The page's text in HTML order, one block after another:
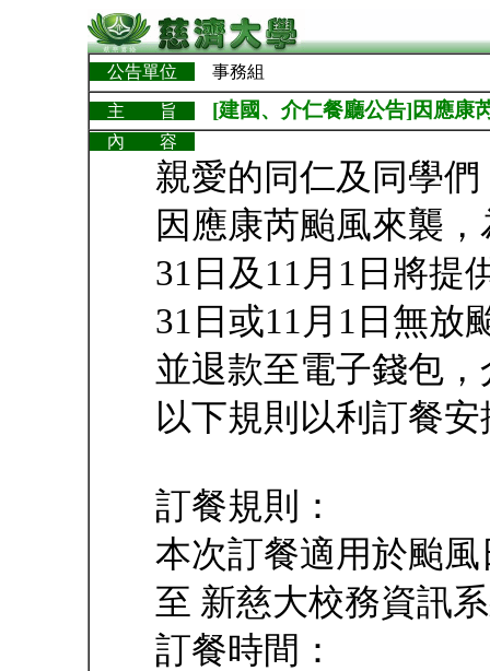
公告單位 事務組
主 旨 [建國、介仁餐廳公告]因應康
內 容
親愛的同仁及同學們
因應康芮颱風來襲
31日及11月1日將提
31日或11月1日無放
並退款至電子錢包
以下規則以利訂餐安
訂餐規則：
本次訂餐適用於颱
至 新慈大校務資訊
訂餐時間：